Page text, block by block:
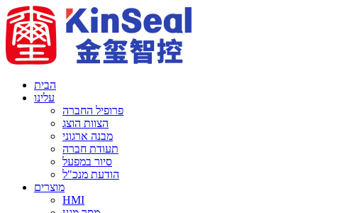
הבית
עלינו
פרופיל החברה
הצוות הוצג
מבנה ארגוני
תעודת חברה
סיור במפעל
הודעת מנכ"ל
מוצרים
HMI